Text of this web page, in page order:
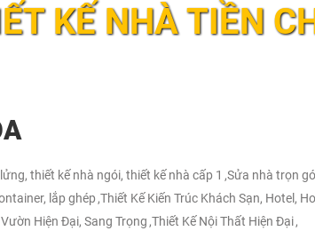
KẾ NHÀ TIỀN
thiết kế nhà ngói, thiết kế nhà cấp 1 ,Sửa nhà trọn
lắp ghép ,Thiết Kế Kiến Trúc Khách Sạn, Hotel,
Hiện Đại, Sang Trọng ,Thiết Kế Nội Thất Hiện Đại,